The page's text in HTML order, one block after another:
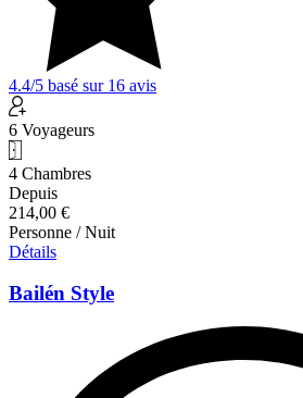
4.4/5 basé sur 16 avis
6 Voyageurs
4 Chambres
Depuis
214,00 €
Personne / Nuit
Détails
Bailén Style